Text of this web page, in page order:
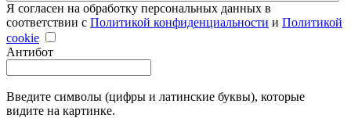
Я согласен на обработку персональных данных в
соответствии с Политикой конфиденциальности и Политикой
cookie
Антибот
Введите символы (цифры и латинские буквы), которые
видите на картинке.